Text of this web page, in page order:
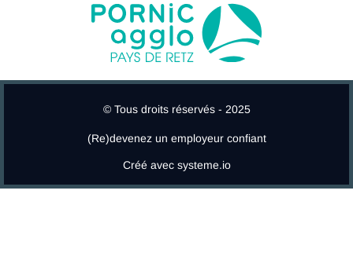
© Tous droits réservés - 2025
(Re)devenez un employeur confiant
Créé avec systeme.io